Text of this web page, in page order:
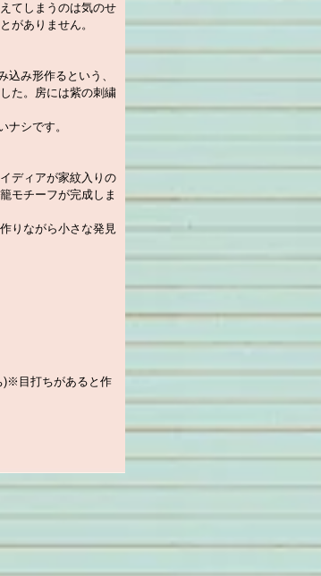
てしまうのは気のせ
がありません。
み形作るという、
た。房には紫の刺繍
シです。
ディアが家紋入りの
モチーフが完成しま
りながら小さな発見
)※目打ちがあると作